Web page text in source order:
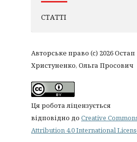
СТАТТІ
Авторське право (c) 2026 Остап
Христуненко, Ольга Просович
Ця робота ліцензується
відповідно до Creative
Attribution 4.0 International